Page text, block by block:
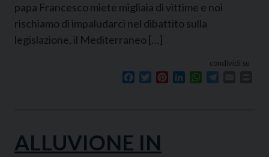
papa Francesco miete migliaia di vittime e noi
rischiamo di impaludarci nel dibattito sulla
legislazione, il Mediterraneo […]
condividi su
Facebook
TwitterPinterestLinkedInWhatsApp
ALLUVIONE IN